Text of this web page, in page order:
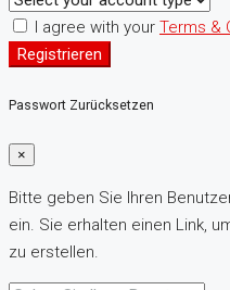
I agree with your Terms &
Registrieren
Passwort Zurücksetzen
×
Bitte geben Sie Ihren
ein. Sie erhalten einen Link,
zu erstellen.